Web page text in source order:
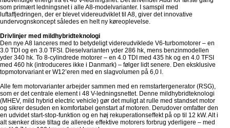
som primært ledningsnet i alle A8-modelvarianter. I samspil med
luftaffjedringen, der er blevet videreudviklet til A8, giver det innovative
undervognskoncept således en helt ny køreoplevelse.
Drivlinjer med mildhybridteknologi
Den nye A8 lanceres med to betydeligt videreudviklede V6-turbomotorer – en
3.0 TDI og en 3.0 TFSI. Dieselvarianten yder 286 hk, mens benzinmodellen
yder 340 hk. To 8-cylindrede motorer – en 4.0 TDI med 435 hk og en 4.0 TFSI
med 460 hk (introduceres ikke i Danmark) – følger lidt senere. Den eksklusive
topmotorvariant er W12’eren med en slagvolumen på 6,0 l.
Alle fem motorvarianter arbejder sammen med en remstartergenerator (RSG),
som er det centrale element i 48 V-ledningsnettet. Denne mildhybridteknologi
(MHEV, mild hybrid electric vehicle) gør det muligt at rulle med standset motor
og sikrer desuden en komfortabel genstart af motoren. Derudover omfatter den
en udvidet start-stop-funktion og en høj rekuperationseffekt på op til 12 kW. Alt i
alt sænker disse tiltag de allerede effektive motorers forbrug yderligere – med